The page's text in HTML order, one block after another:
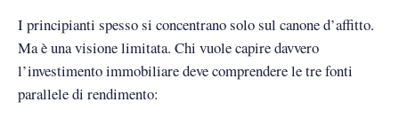
I principianti spesso si concentrano solo sul canone d’affitto.
Ma è una visione limitata. Chi vuole capire davvero
l’investimento immobiliare deve comprendere le tre fonti
parallele di rendimento: